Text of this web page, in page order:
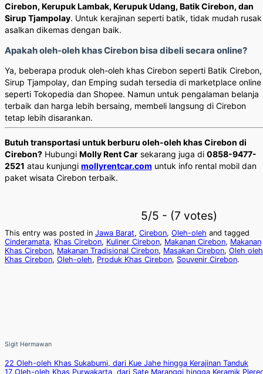
Cirebon, Kerupuk Lambak, Kerupuk Udang, Batik Cirebon, dan
Sirup Tjampolay. Untuk kerajinan seperti batik, tidak mudah rusak
asalkan dikemas dengan baik.
Apakah oleh-oleh khas Cirebon bisa dibeli secara online?
Ya, beberapa produk oleh-oleh khas Cirebon seperti Batik Cirebon,
Sirup Tjampolay, dan Emping sudah tersedia di marketplace online
seperti Tokopedia dan Shopee. Namun untuk pengalaman belanja
terbaik dan harga lebih bersaing, membeli langsung di Cirebon
tetap lebih disarankan.
Butuh transportasi untuk berburu oleh-oleh khas Cirebon di
Cirebon? Hubungi Molly Rent Car sekarang juga di 0858-9477-
2521 atau kunjungi mollyrentcar.com untuk info rental mobil dan
paket wisata Cirebon terbaik.
5/5 - (7 votes)
This entry was posted in Jawa Barat, Cirebon, Oleh-oleh and tagged
Cinderamata, Khas Cirebon, Kuliner Cirebon, Makanan Cirebon, Makanan
Khas Cirebon, Makanan Tradisional Cirebon, Masakan Cirebon, Oleh oleh
Khas Cirebon, Oleh-oleh, Produk Khas Cirebon, Souvenir Cirebon.
Sigit Hermawan
22 Oleh-oleh Khas Sukabumi, dari Kue Jahe hingga Kerajinan Tanduk
17 Oleh-oleh Khas Purwakarta, dari Sate Maranggi hingga Keramik